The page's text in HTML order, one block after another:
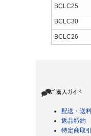
BCLC25
BCLC30
BCLC26
配送・送
返品特約
特定商取